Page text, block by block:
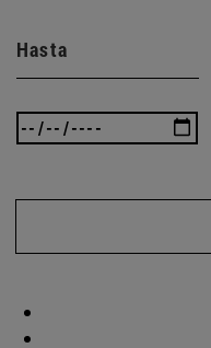
Hasta